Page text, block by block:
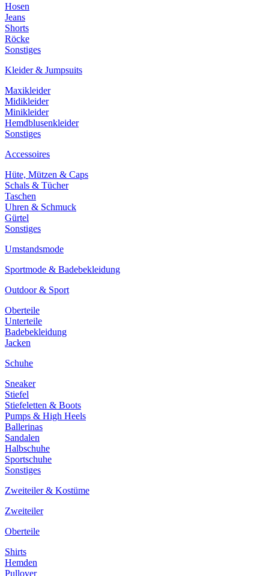
Hosen
Jeans
Shorts
Röcke
Sonstiges
Kleider & Jumpsuits
Maxikleider
Midikleider
Minikleider
Hemdblusenkleider
Sonstiges
Accessoires
Hüte, Mützen & Caps
Schals & Tücher
Taschen
Uhren & Schmuck
Gürtel
Sonstiges
Umstandsmode
Sportmode & Badebekleidung
Outdoor & Sport
Oberteile
Unterteile
Badebekleidung
Jacken
Schuhe
Sneaker
Stiefel
Stiefeletten & Boots
Pumps & High Heels
Ballerinas
Sandalen
Halbschuhe
Sportschuhe
Sonstiges
Zweiteiler & Kostüme
Zweiteiler
Oberteile
Shirts
Hemden
Pullover